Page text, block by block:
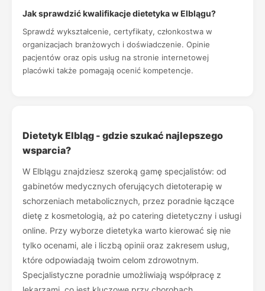
Jak sprawdzić kwalifikacje dietetyka w Elblągu?
Sprawdź wykształcenie, certyfikaty, członkostwa w
organizacjach branżowych i doświadczenie. Opinie
pacjentów oraz opis usług na stronie internetowej
placówki także pomagają ocenić kompetencje.
Dietetyk Elbląg - gdzie szukać najlepszego
wsparcia?
W Elblągu znajdziesz szeroką gamę specjalistów: od
gabinetów medycznych oferujących dietoterapię w
schorzeniach metabolicznych, przez poradnie łączące
dietę z kosmetologią, aż po catering dietetyczny i usługi
online. Przy wyborze dietetyka warto kierować się nie
tylko ocenami, ale i liczbą opinii oraz zakresem usług,
które odpowiadają twoim celom zdrowotnym.
Specjalistyczne poradnie umożliwiają współpracę z